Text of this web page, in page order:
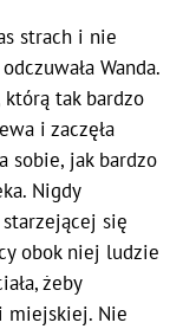
strach i nie
Wanda.
tak bardzo
i zaczęła
sobie, jak bardzo
Nigdy
się
obok niej ludzie
żeby
miejskiej. Nie